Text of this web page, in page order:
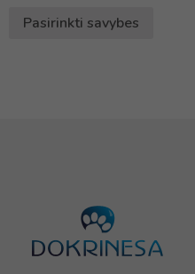
Pasirinkti savybes